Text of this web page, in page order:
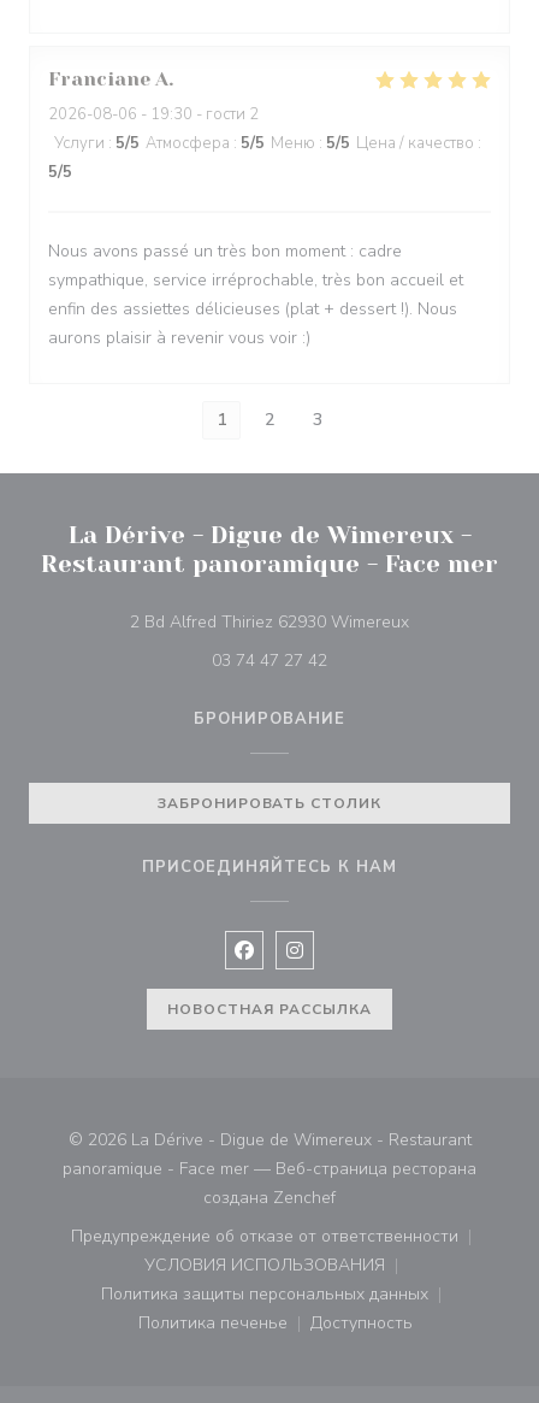
Franciane A
2026-08-06 - 19:30 - гости 2
Услуги : 5/5 Атмосфера : 5/5 Меню : 5/5 Цена / качество :
5/5
Nous avons passé un très bon moment : cadre
sympathique, service irréprochable, très bon accueil et
enfin des assiettes délicieuses (plat + dessert !). Nous
aurons plaisir à revenir vous voir :)
1 2 3
La Dérive - Digue de Wimereux -
Restaurant panoramique - Face mer
2 Bd Alfred Thiriez 62930 Wimereux((открывается
03 74 47 27 42
БРОНИРОВАНИЕ
ЗАБРОНИРОВАТЬ СТОЛИК
ПРИСОЕДИНЯЙТЕСЬ К НАМ
Facebook ((открывается в новом
Instagram ((открывается в
НОВОСТНАЯ РАССЫЛКА
© 2026 La Dérive - Digue de Wimereux - Restaurant
panoramique - Face mer — Веб-страница ресторана
создана Zenchef((открывается в новом
Предупреждение об отказе от ответственности
((открывается в новом окне))
УСЛОВИЯ ИСПОЛЬЗОВАНИЯ
((открывается в новом окне))
Политика защиты персональных данных
((открывается в новом окне))
Политика печенье
((открывается в новом окне))
Доступность
((открывается в